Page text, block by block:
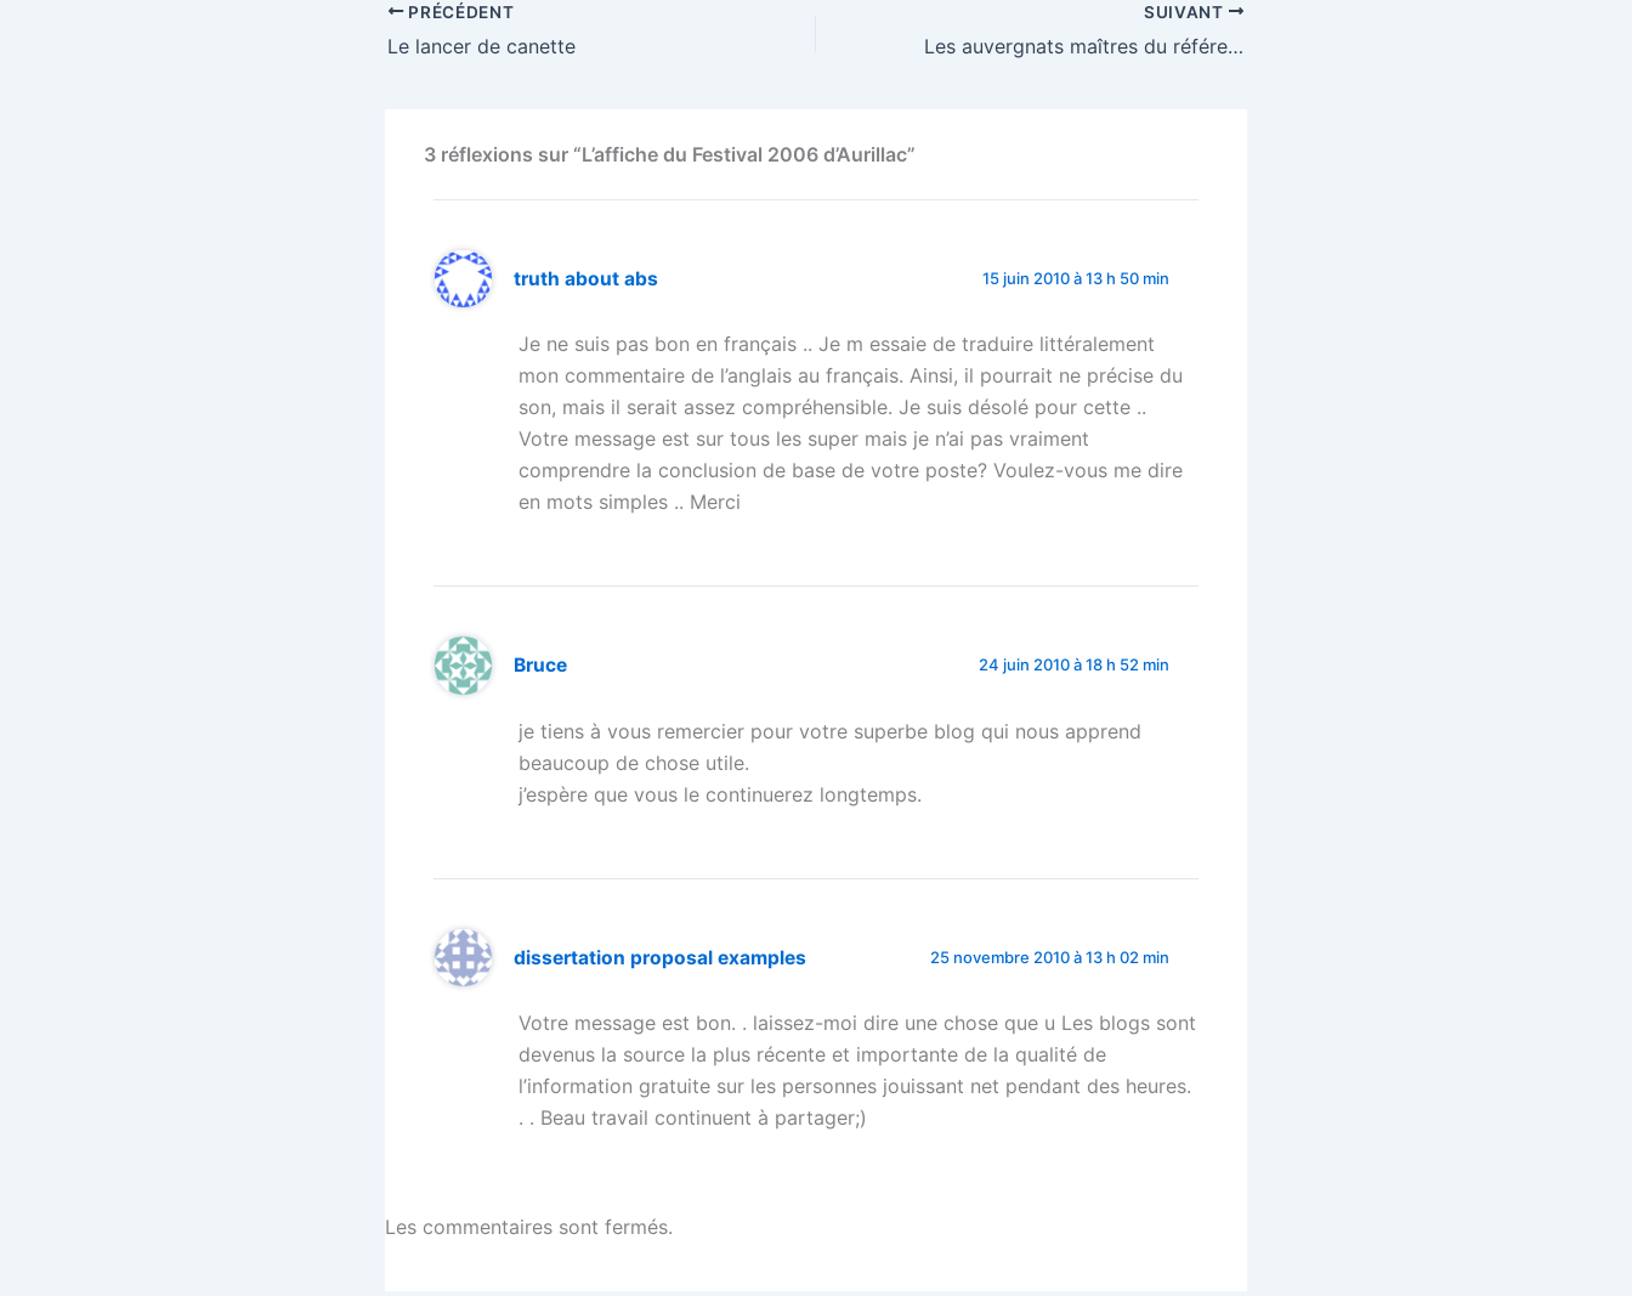
PRÉCÉDENT
Le lancer de canette
SUIVANT
Les auvergnats maîtres du référencement
3 réflexions sur “L’affiche du Festival 2006 d’Aurillac”
truth about abs 15 juin 2010 à 13 h 50 min
Je ne suis pas bon en français .. Je m essaie de traduire littéralement
mon commentaire de l’anglais au français. Ainsi, il pourrait ne précise du
son, mais il serait assez compréhensible. Je suis désolé pour cette ..
Votre message est sur tous les super mais je n’ai pas vraiment
comprendre la conclusion de base de votre poste? Voulez-vous me dire
en mots simples .. Merci
Bruce 24 juin 2010 à 18 h 52 min
je tiens à vous remercier pour votre superbe blog qui nous apprend
beaucoup de chose utile.
j’espère que vous le continuerez longtemps.
dissertation proposal examples 25 novembre 2010 à 13 h 02 min
Votre message est bon. . laissez-moi dire une chose que u Les blogs sont
devenus la source la plus récente et importante de la qualité de
l’information gratuite sur les personnes jouissant net pendant des heures.
. . Beau travail continuent à partager;)
Les commentaires sont fermés.